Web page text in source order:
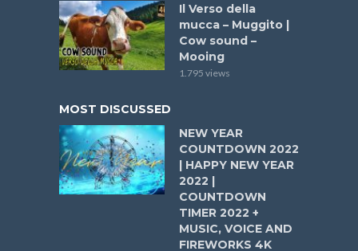
Il Verso della
mucca – Muggito |
Cow sound –
Mooing
1.795 views
MOST DISCUSSED
NEW YEAR
COUNTDOWN 2022
| HAPPY NEW YEAR
2022 |
COUNTDOWN
TIMER 2022 +
MUSIC, VOICE AND
FIREWORKS 4K